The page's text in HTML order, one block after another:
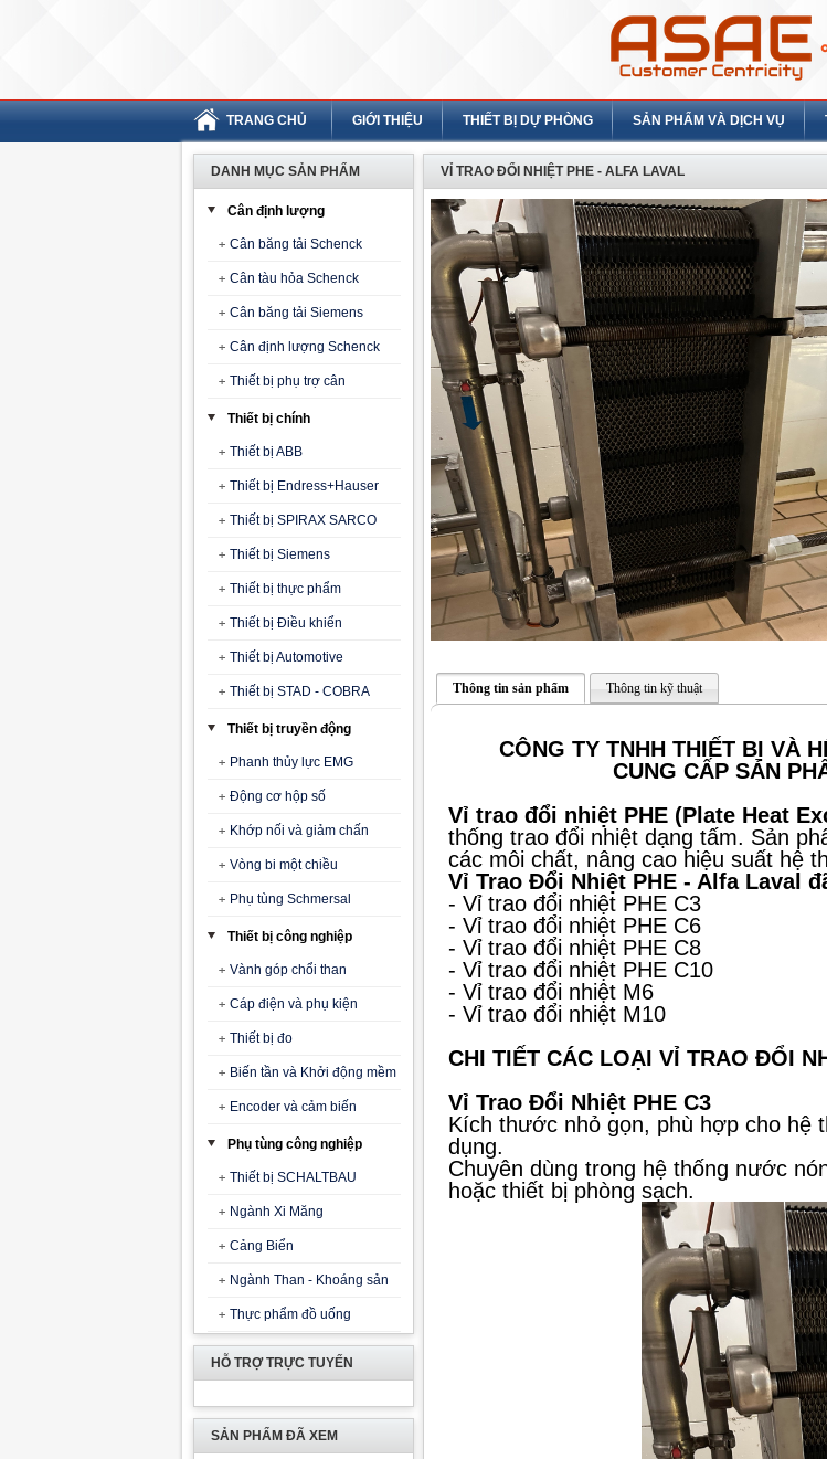
TRANG CHỦ GIỚI THIỆU THIẾT BỊ DỰ PHÒNG SẢN PHẨM VÀ DỊCH VỤ
DANH MỤC SẢN PHẨM
Cân định lượng
Cân băng tải Schenck
Cân tàu hỏa Schenck
Cân băng tải Siemens
Cân định lượng Schenck
Thiết bị phụ trợ cân
Thiết bị chính
Thiết bị ABB
Thiết bị Endress+Hauser
Thiết bị SPIRAX SARCO
Thiết bị Siemens
Thiết bị thực phẩm
Thiết bị Điều khiển
Thiết bị Automotive
Thiết bị STAD - COBRA
Thiết bị truyền động
Phanh thủy lực EMG
Động cơ hộp số
Khớp nối và giảm chấn
Vòng bi một chiều
Phụ tùng Schmersal
Thiết bị công nghiệp
Vành góp chổi than
Cáp điện và phụ kiện
Thiết bị đo
Biến tần và Khởi động mềm
Encoder và cảm biến
Phụ tùng công nghiệp
Thiết bị SCHALTBAU
Ngành Xi Măng
Cảng Biển
Ngành Than - Khoáng sản
Thực phẩm đồ uống
HỖ TRỢ TRỰC TUYẾN
SẢN PHẨM ĐÃ XEM
VỈ TRAO ĐỔI NHIỆT PHE - ALFA LAVAL
Thông tin sản phẩm Thông tin kỹ thuật
CÔNG TY TNHH THIẾT BỊ VÀ
CUNG CẤP SẢN
Vỉ trao đổi nhiệt PHE (Plate Heat
thống trao đổi nhiệt dạng tấm. Sản
các môi chất, nâng cao hiệu suất hệ
Vỉ Trao Đổi Nhiệt PHE - Alfa Laval
- Vỉ trao đổi nhiệt PHE C3
- Vỉ trao đổi nhiệt PHE C6
- Vỉ trao đổi nhiệt PHE C8
- Vỉ trao đổi nhiệt PHE C10
- Vỉ trao đổi nhiệt M6
- Vỉ trao đổi nhiệt M10
CHI TIẾT CÁC LOẠI VỈ TRAO ĐỔI
Vỉ Trao Đổi Nhiệt PHE C3
Kích thước nhỏ gọn, phù hợp cho hệ
dụng.
Chuyên dùng trong hệ thống nước
hoặc thiết bị phòng sạch.